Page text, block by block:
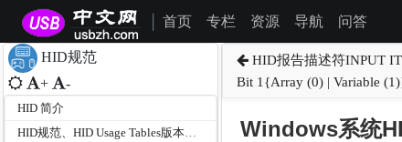
首页 专栏 资源 导航 问答
HID规范
+ -
HID 简介
HID报告描述符INPUT
Bit 1{Array (0) | Variable
Windows系统